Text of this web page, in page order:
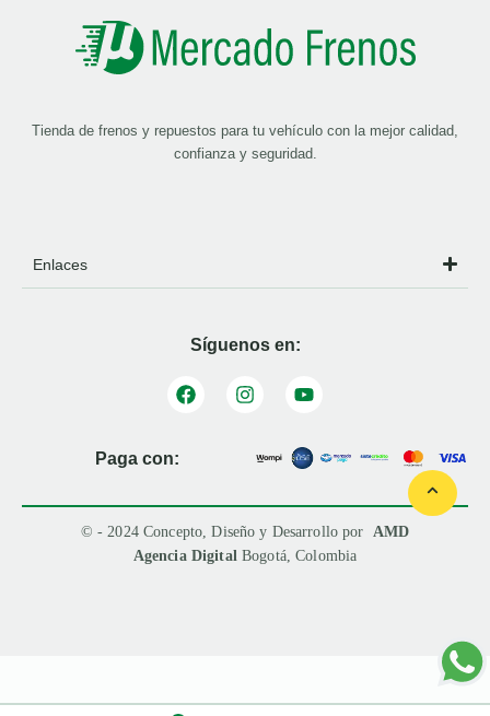
Tienda de frenos y repuestos para tu vehículo con la mejor calidad,
confianza y seguridad.
Enlaces
Síguenos en:
Paga con:
© - 2024 Concepto, Diseño y Desarrollo por AMD
Agencia Digital Bogotá, Colombia